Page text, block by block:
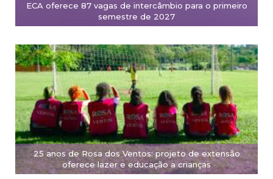
ECA oferece 87 vagas de intercâmbio para o primeiro
semestre de 2027
25 anos de Rosa dos Ventos: projeto de extensão
oferece lazer e educação a crianças